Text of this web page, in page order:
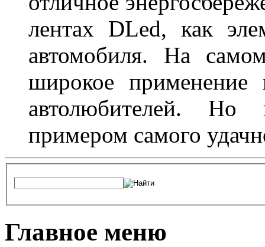
лентах DLed, как
автомобиля. На
широкое
автолюбителей. Но
примером самого
Главное меню